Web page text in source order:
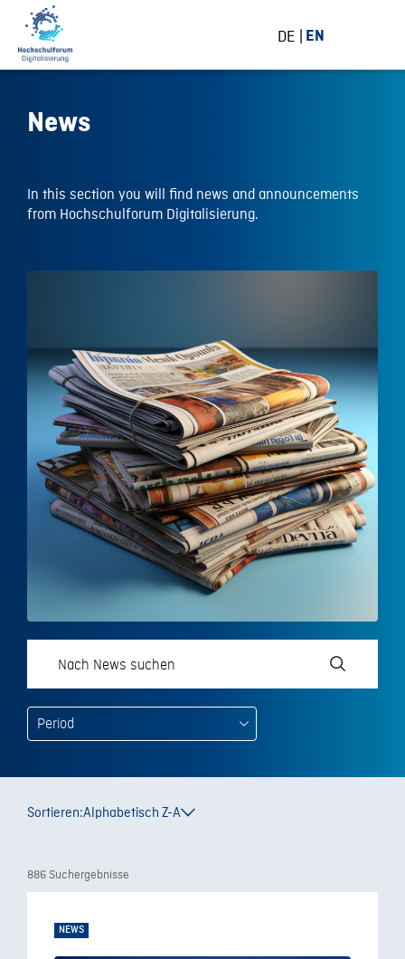
DE EN
News
In this section you will find news and announcements
from Hochschulforum Digitalisierung.
Sortieren:Alphabetisch Z-A
886 Suchergebnisse
NEWS